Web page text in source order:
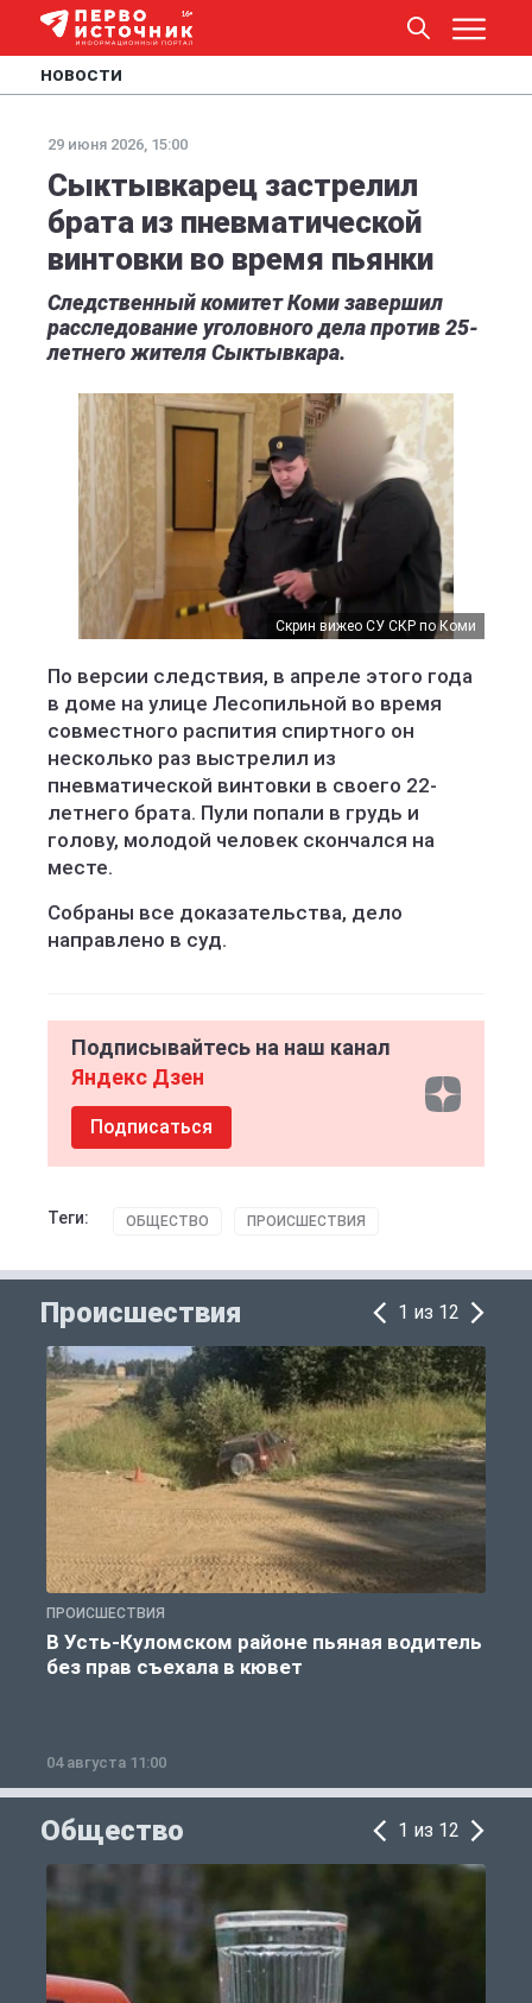
НОВОСТИ
29 июня 2026, 15:00
Сыктывкарец застрелил
брата из пневматической
винтовки во время пьянки
Следственный комитет Коми завершил
расследование уголовного дела против 25-
летнего жителя Сыктывкара.
Скрин вижео СУ СКР по Коми
По версии следствия, в апреле этого года
в доме на улице Лесопильной во время
совместного распития спиртного он
несколько раз выстрелил из
пневматической винтовки в своего 22-
летнего брата. Пули попали в грудь и
голову, молодой человек скончался на
месте.
Собраны все доказательства, дело
направлено в суд.
Подписывайтесь на наш канал
Яндекс Дзен
Подписаться
Теги: ОБЩЕСТВО ПРОИСШЕСТВИЯ
Происшествия 1 из 12
ПРОИСШЕСТВИЯ
В Усть-Куломском районе пьяная водитель
без прав съехала в кювет
04 августа 11:00
Общество 1 из 12